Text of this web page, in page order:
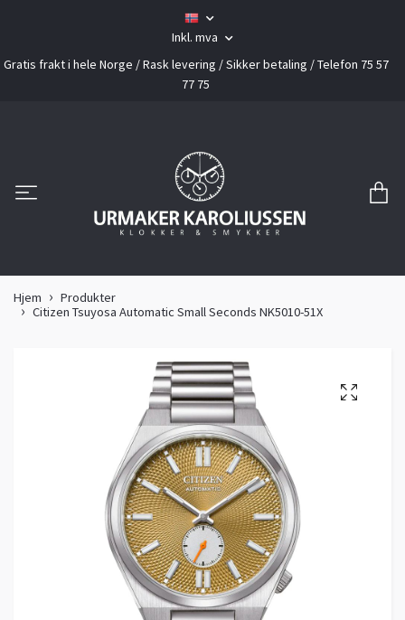
Inkl. mva
Gratis frakt i hele Norge / Rask levering / Sikker betaling / Telefon 75 57
77 75
Hjem
Produkter
Citizen Tsuyosa Automatic Small Seconds NK5010-51X